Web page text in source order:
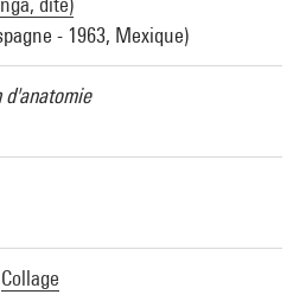
- 1963, Mexique)
d'anatomie
Collage